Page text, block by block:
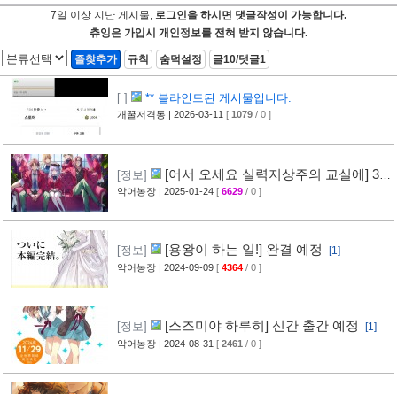
7일 이상 지난 게시물, 로그인을 하시면 댓글작성이 가능합니다.
츄잉은 가입시 개인정보를 전혀 받지 않습니다.
즐찾추가 규칙 숨덕설정 글10/댓글1
[ ] ** 블라인드된 게시물입니다.
개꿀저격통 | 2026-03-11 [ 1079 / 0 ]
[정보]
[어서 오세요 실력지상주의 교실에] 3
학년 편, 발매 결정 [1]
악어농장 | 2025-01-24 [ 6629 / 0 ]
[정보] [용왕이 하는 일!] 완결 예정 [1]
악어농장 | 2024-09-09 [ 4364 / 0 ]
[정보] [스즈미야 하루히] 신간 출간 예정 [1]
악어농장 | 2024-08-31 [ 2461 / 0 ]